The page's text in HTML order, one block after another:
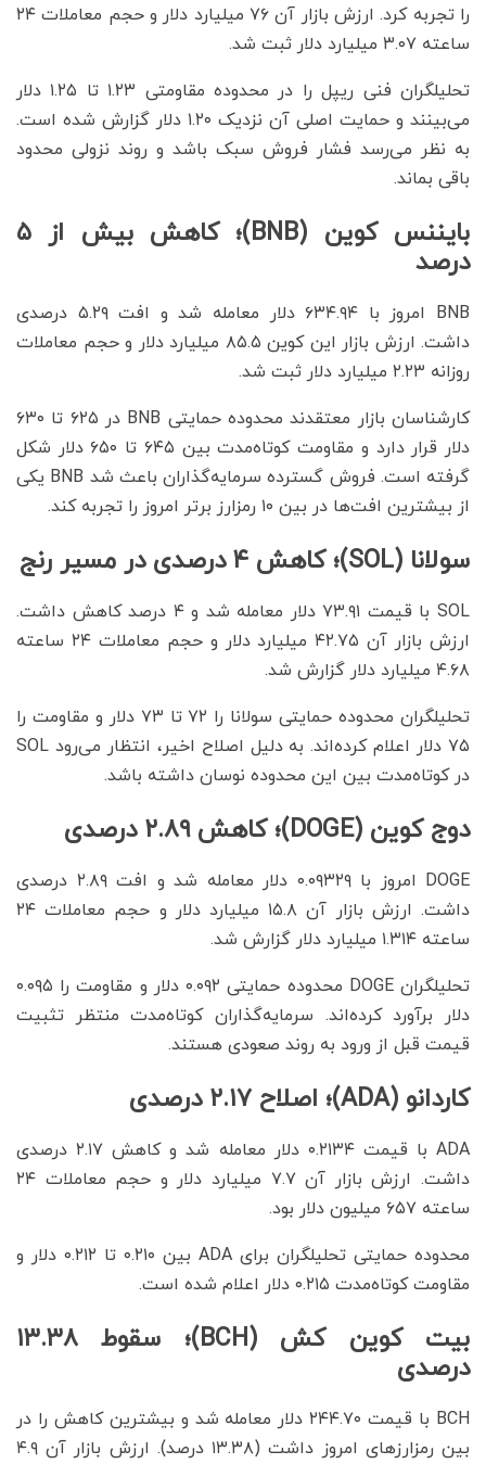
را تجربه کرد. ارزش بازار آن ۷۶ میلیارد دلار و حجم معاملات ۲۴
ساعته ۳.۰۷ میلیارد دلار ثبت شد.
تحلیلگران فنی ریپل را در محدوده مقاومتی ۱.۲۳ تا ۱.۲۵ دلار
می‌بینند و حمایت اصلی آن نزدیک ۱.۲۰ دلار گزارش شده است.
به نظر می‌رسد فشار فروش سبک باشد و روند نزولی محدود
باقی بماند.
بایننس کوین (BNB)؛ کاهش بیش از ۵
درصد
BNB امروز با ۶۳۴.۹۴ دلار معامله شد و افت ۵.۲۹ درصدی
داشت. ارزش بازار این کوین ۸۵.۵ میلیارد دلار و حجم معاملات
روزانه ۲.۲۳ میلیارد دلار ثبت شد.
کارشناسان بازار معتقدند محدوده حمایتی BNB در ۶۲۵ تا ۶۳۰
دلار قرار دارد و مقاومت کوتاه‌مدت بین ۶۴۵ تا ۶۵۰ دلار شکل
گرفته است. فروش گسترده سرمایه‌گذاران باعث شد BNB یکی
از بیشترین افت‌ها در بین ۱۰ رمزارز برتر امروز را تجربه کند.
سولانا (SOL)؛ کاهش ۴ درصدی در مسیر رنج
SOL با قیمت ۷۳.۹۱ دلار معامله شد و ۴ درصد کاهش داشت.
ارزش بازار آن ۴۲.۷۵ میلیارد دلار و حجم معاملات ۲۴ ساعته
۴.۶۸ میلیارد دلار گزارش شد.
تحلیلگران محدوده حمایتی سولانا را ۷۲ تا ۷۳ دلار و مقاومت را
۷۵ دلار اعلام کرده‌اند. به دلیل اصلاح اخیر، انتظار می‌رود SOL
در کوتاه‌مدت بین این محدوده نوسان داشته باشد.
دوج کوین (DOGE)؛ کاهش ۲.۸۹ درصدی
DOGE امروز با ۰.۰۹۳۲۹ دلار معامله شد و افت ۲.۸۹ درصدی
داشت. ارزش بازار آن ۱۵.۸ میلیارد دلار و حجم معاملات ۲۴
ساعته ۱.۳۱۴ میلیارد دلار گزارش شد.
تحلیلگران DOGE محدوده حمایتی ۰.۰۹۲ دلار و مقاومت را ۰.۰۹۵
دلار برآورد کرده‌اند. سرمایه‌گذاران کوتاه‌مدت منتظر تثبیت
قیمت قبل از ورود به روند صعودی هستند.
کاردانو (ADA)؛ اصلاح ۲.۱۷ درصدی
ADA با قیمت ۰.۲۱۳۴ دلار معامله شد و کاهش ۲.۱۷ درصدی
داشت. ارزش بازار آن ۷.۷ میلیارد دلار و حجم معاملات ۲۴
ساعته ۶۵۷ میلیون دلار بود.
محدوده حمایتی تحلیلگران برای ADA بین ۰.۲۱۰ تا ۰.۲۱۲ دلار و
مقاومت کوتاه‌مدت ۰.۲۱۵ دلار اعلام شده است.
بیت کوین کش (BCH)؛ سقوط ۱۳.۳۸
درصدی
BCH با قیمت ۲۴۴.۷۰ دلار معامله شد و بیشترین کاهش را در
بین رمزارزهای امروز داشت (۱۳.۳۸ درصد). ارزش بازار آن ۴.۹